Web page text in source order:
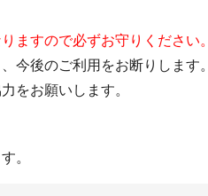
ますので必ずお守りください。
後のご利用をお断りします。
をお願いします。
。